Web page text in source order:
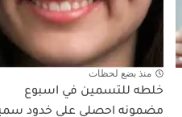
منذ بضع لحظات
خلطه للتسمين في اسبوع
مضمونه احصلي على خدود